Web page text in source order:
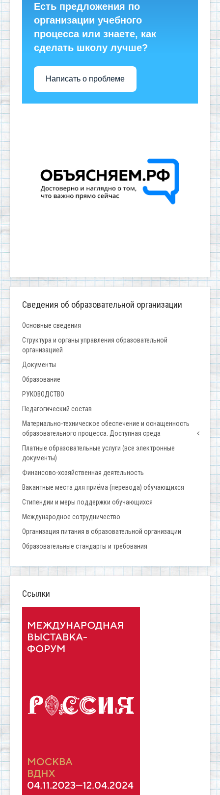
Есть предложения по
организации учебного
процесса или знаете, как
сделать школу лучше?
Написать о проблеме
Сведения об образовательной организации
Основные сведения
Структура и органы управления образовательной
организацией
Документы
Образование
РУКОВОДСТВО
Педагогический состав
Материально-техническое обеспечение и оснащенность
образовательного процесса. Доступная среда
Платные образовательные услуги (все электронные
документы)
Финансово-хозяйственная деятельность
Вакантные места для приёма (перевода) обучающихся
Стипендии и меры поддержки обучающихся
Международное сотрудничество
Организация питания в образовательной организации
Образовательные стандарты и требования
Ссылки